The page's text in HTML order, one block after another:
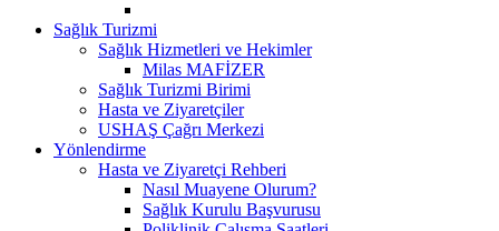
Sağlık Turizmi
Sağlık Hizmetleri ve Hekimler
Milas MAFİZER
Sağlık Turizmi Birimi
Hasta ve Ziyaretçiler
USHAŞ Çağrı Merkezi
Yönlendirme
Hasta ve Ziyaretçi Rehberi
Nasıl Muayene Olurum?
Sağlık Kurulu Başvurusu